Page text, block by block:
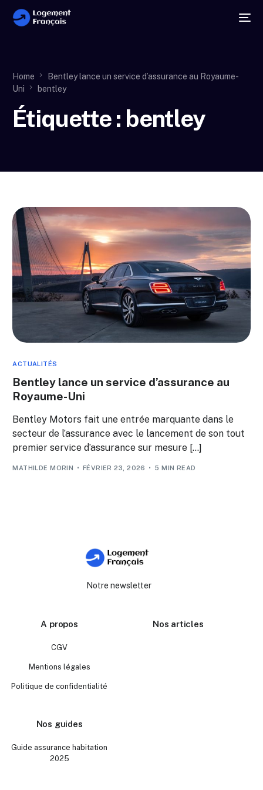
Home
Bentley lance un service d’assurance au Royaume-
Uni
bentley
Étiquette : bentley
ACTUALITÉS
Bentley lance un service d’assurance au
Royaume-Uni
Bentley Motors fait une entrée marquante dans le
secteur de l’assurance avec le lancement de son tout
premier service d’assurance sur mesure […]
MATHILDE MORIN FÉVRIER 23, 2026 5 MIN READ
Notre newsletter
A propos
CGV
Mentions légales
Politique de confidentialité
Nos articles
Nos guides
Guide assurance habitation
2025